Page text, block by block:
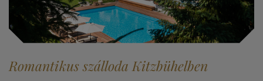
Romantikus szálloda Kitzbühelben